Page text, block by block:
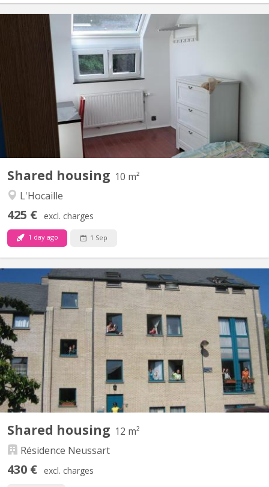
Shared housing 10 m²
L'Hocaille
425 € excl. charges
1 day ago 1 Sep
Chambre meublée & fraîchement rénovée – Quartier de l'Hocaille ​
Vous cherchez un lieu de vie agréable, lumineux et idéalement
situé ? Venez nous rejoindre dans notre colocation de 3
personnes au sein d'une maison unifamiliale ! ​📍 Localisation
idéale ​Située dans le quartier très recherché de...
Shared housing 12 m²
Résidence Neussart
430 € excl. charges
KV 396
Qu’est-ce que Neussart ? Une autre façon de loger à Louvain-la-
Neuve. Dans la tradition du collège anglais, nous proposons un
cadre de vie universitaire au sens large, dans une ambiance
d’amitié, d’entraide et de bonne humeur ! La demi-pension
comprenant le petit déjeuner, le goûter et...